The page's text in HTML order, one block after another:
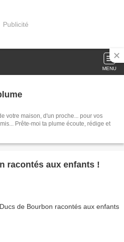
Publicité
MENU
votre maison, d'un proche... pour vos
Prête-moi ta plume écoute, rédige et
racontés aux enfants !